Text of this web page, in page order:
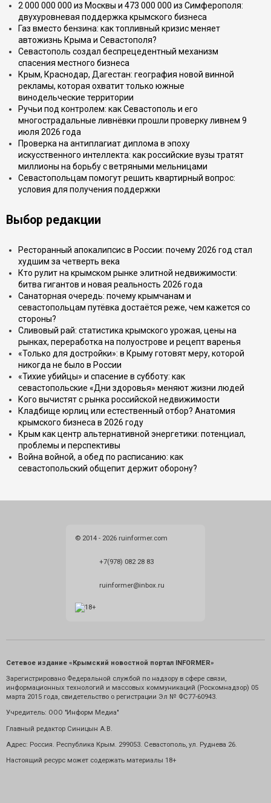
2 000 000 000 из Москвы и 473 000 000 из Симферополя:
двухуровневая поддержка крымского бизнеса
Газ вместо бензина: как топливный кризис меняет
автожизнь Крыма и Севастополя?
Севастополь создал беспрецедентный механизм
спасения местного бизнеса
Крым, Краснодар, Дагестан: география новой винной
рекламы, которая охватит только южные
винодельческие территории
Ручьи под контролем: как Севастополь и его
многострадальные ливнёвки прошли проверку ливнем 9
июля 2026 года
Проверка на антиплагиат диплома в эпоху
искусственного интеллекта: как российские вузы тратят
миллионы на борьбу с ветряными мельницами
Севастопольцам помогут решить квартирный вопрос:
условия для получения поддержки
Выбор редакции
Ресторанный апокалипсис в России: почему 2026 год стал
худшим за четверть века
Кто рулит на крымском рынке элитной недвижимости:
битва гигантов и новая реальность 2026 года
Санаторная очередь: почему крымчанам и
севастопольцам путёвка достаётся реже, чем кажется со
стороны?
Сливовый рай: статистика крымского урожая, цены на
рынках, переработка на полуострове и рецепт варенья
«Только для достройки»: в Крыму готовят меру, которой
никогда не было в России
«Тихие убийцы» и спасение в субботу: как
севастопольские «Дни здоровья» меняют жизни людей
Кого вычистят с рынка российской недвижимости
Кладбище юрлиц или естественный отбор? Анатомия
крымского бизнеса в 2026 году
Крым как центр альтернативной энергетики: потенциал,
проблемы и перспективы
Война войной, а обед по расписанию: как
севастопольский общепит держит оборону?
© 2014 - 2026 ruinformer.com
+7(978) 082 28 83
ruinformer@inbox.ru
Сетевое издание «Крымский новостной портал INFORMER»
Зарегистрировано Федеральной службой по надзору в сфере связи,
информационных технологий и массовых коммуникаций (Роскомнадзор) 05
марта 2015 года, свидетельство о регистрации Эл № ФС77-60943.
Учредитель: ООО "Информ Медиа"
Главный редактор Синицын А.В.
Адрес: Россия. Республика Крым. 299053. Севастополь, ул. Руднева 26.
Настоящий ресурс может содержать материалы 18+